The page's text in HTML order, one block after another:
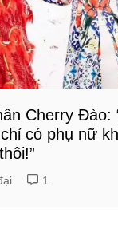
Cherry Đào:
có phụ nữ
1